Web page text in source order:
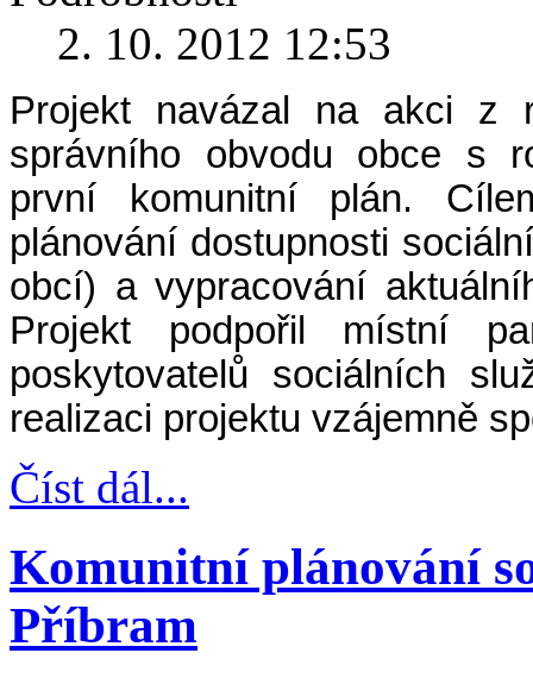
2. 10. 2012 12:53
Projekt navázal na akci z
správního obvodu obce s
první komunitní plán.
plánování dostupnosti
obcí) a vypracování
Projekt podpořil místní
poskytovatelů sociálních
realizaci projektu vzájemně
Číst dál...
Komunitní plánování
Příbram